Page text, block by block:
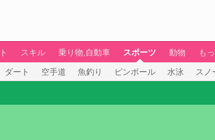
スキル 乗り物,自動車 スポーツ 動物 も
ダート 空手道 魚釣り ピンボール 水泳 スノ